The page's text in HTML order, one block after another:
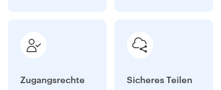
Zugangsrechte Sicheres Teilen